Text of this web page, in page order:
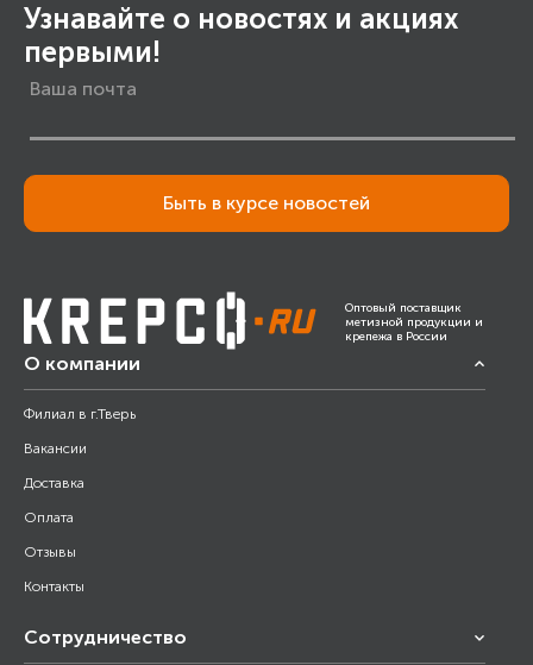
Узнавайте о новостях и акциях
первыми!
Быть в курсе новостей
Оптовый поставщик
метизной продукции и
крепежа в России
О компании
Филиал в г.Тверь
Вакансии
Доставка
Оплата
Отзывы
Контакты
Сотрудничество